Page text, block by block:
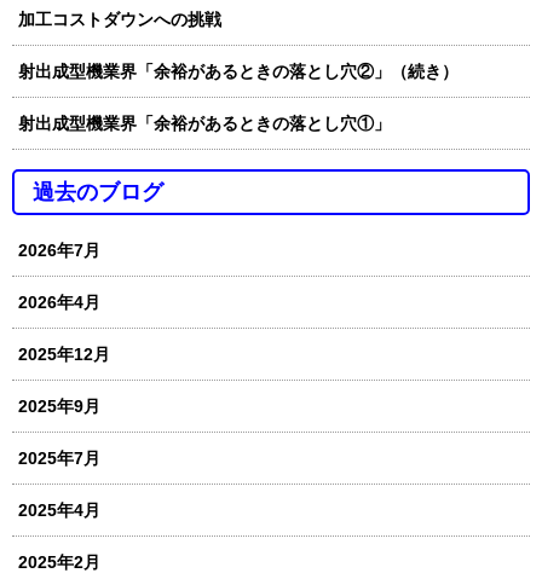
加工コストダウンへの挑戦
射出成型機業界「余裕があるときの落とし穴②」（続き）
射出成型機業界「余裕があるときの落とし穴①」
過去のブログ
2026年7月
2026年4月
2025年12月
2025年9月
2025年7月
2025年4月
2025年2月